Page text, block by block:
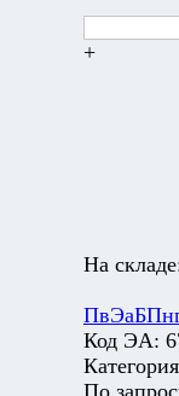
+
На
Код ЭА:
По